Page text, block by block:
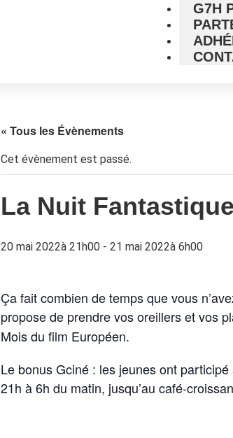
G7H
« Tous les Évènements
Cet évènement est passé.
La Nuit Fantastique
20 mai 2022à 21h00 - 21 mai 2022à 6h00
Ça fait combien de temps que vous
propose de prendre vos oreillers et vos
Mois du film Européen.
Le bonus Gciné : les jeunes ont
21h à 6h du matin, jusqu’au café-